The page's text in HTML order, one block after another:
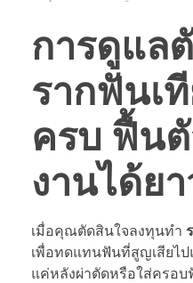
การดูแล
รากฟันเ
ครบ ฟื้นตั
งานได้ย
เมื่อคุณตัดสินใจลงทุนทำ
เพื่อทดแทนฟันที่สูญเสียไ
แค่หลังผ่าตัดหรือใส่ครอบ